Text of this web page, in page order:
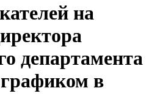
на
департамента
в